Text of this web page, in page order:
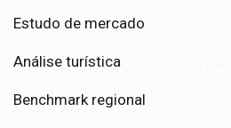
Estudo de mercado
Análise turística
Benchmark regional